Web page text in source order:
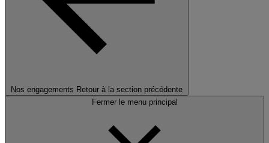
Nos engagements Retour à la section précédente
Fermer le menu principal